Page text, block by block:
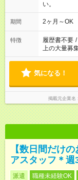
い。
期間 2ヶ月～OK
特徴 履歴書不要 /
上の大量募
気になる！
掲載元企業名
【数日間だけ
アスタッフ＊週
派遣 職種未経験OK